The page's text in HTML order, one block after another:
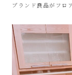
ブランド良品がフロ